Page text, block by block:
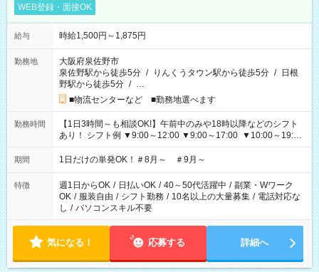
WEB登録・面接OK
給与 時給1,500円～1,875円
勤務地
大阪府泉佐野市
泉佐野駅から徒歩5分 / りんくうタウン駅から徒歩5分 / 日根
野駅から徒歩5分 / …
■物流センターなど ■勤務地選べます
勤務時間
【1日3時間～も相談OK!】午前中のみや18時以降などのシフト
あり！ シフト例 ▼9:00～12:00 ▼9:00～17:00 ▼10:00～19:00
▼18:00～21:00
期間 1日だけの単発OK！＃8月～ ＃9月～
特徴 週1日からOK / 日払いOK / 40～50代活躍中 / 副業・Wワーク
OK / 服装自由 / シフト勤務 / 10名以上の大量募集 / 電話対応な
し / パソコンスキル不要
気になる！ 応募する 詳細へ